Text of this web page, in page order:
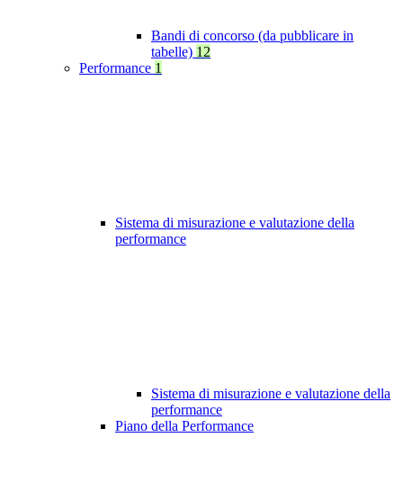
Bandi di concorso (da pubblicare in
tabelle) 12
Performance 1
Sistema di misurazione e valutazione della
performance
Sistema di misurazione e valutazione della
performance
Piano della Performance